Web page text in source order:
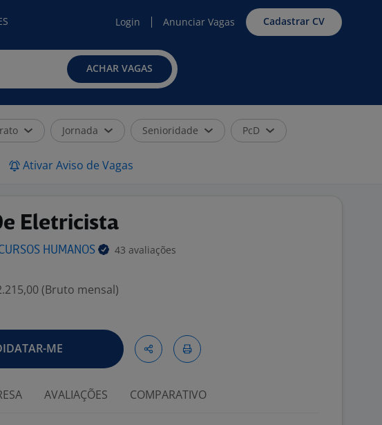
Login Anunciar Vagas Cadastrar CV
ACHAR VAGAS
Jornada Senioridade PcD
Ativar Aviso de Vagas
Eletricista
HUMANOS 43 avaliações
(Bruto mensal)
ME
AVALIAÇÕES COMPARATIVO